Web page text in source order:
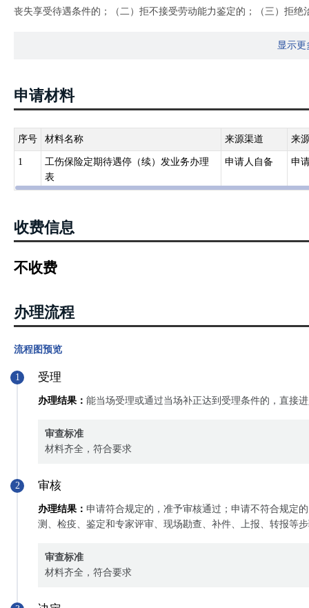
11．领取抚恤金的工亡职工配偶再婚的；
丧失享受待遇条件的；（二）拒不接受劳动能力鉴定的；（三）拒绝
工配偶再婚的；4、被他人或组织收养的；5、死亡的。 第五条 领显示更
申请材料
序号 材料名称 来源渠道 来
1
工伤保险定期待遇停（续）发业务办理
表
申请人自备 申
收费信息
不收费
办理流程
流程图预览
1 受理
办理结果： 能当场受理或通过当场补正达到受理条件的，直接
审查标准
材料齐全，符合要求
2 审核
办理结果： 申请符合规定的，准予审核通过；申请不符合规定
测、检疫、鉴定和专家评审、现场勘查、补件、上报、转报等
审查标准
材料齐全，符合要求